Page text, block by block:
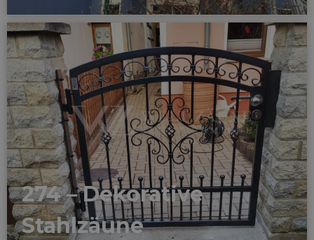
274 – Dekorative
Stahlzäune